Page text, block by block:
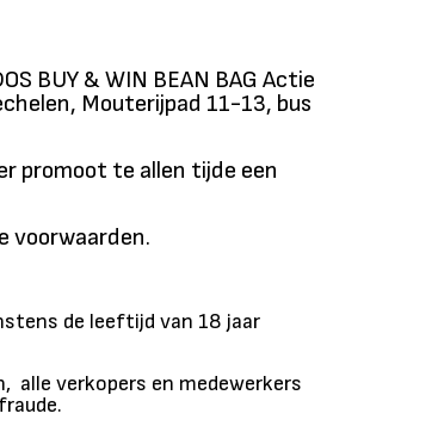
BUY & WIN BEAN BAG Actie
Mouterijpad 11-13, bus
promoot te allen tijde een
voorwaarden.
de leeftijd van 18 jaar
alle verkopers en medewerkers